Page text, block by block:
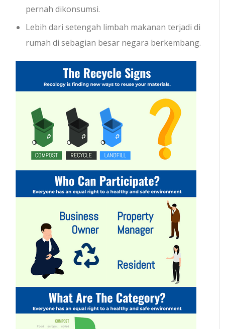
pernah dikonsumsi.
Lebih dari setengah limbah makanan terjadi di
rumah di sebagian besar negara berkembang.